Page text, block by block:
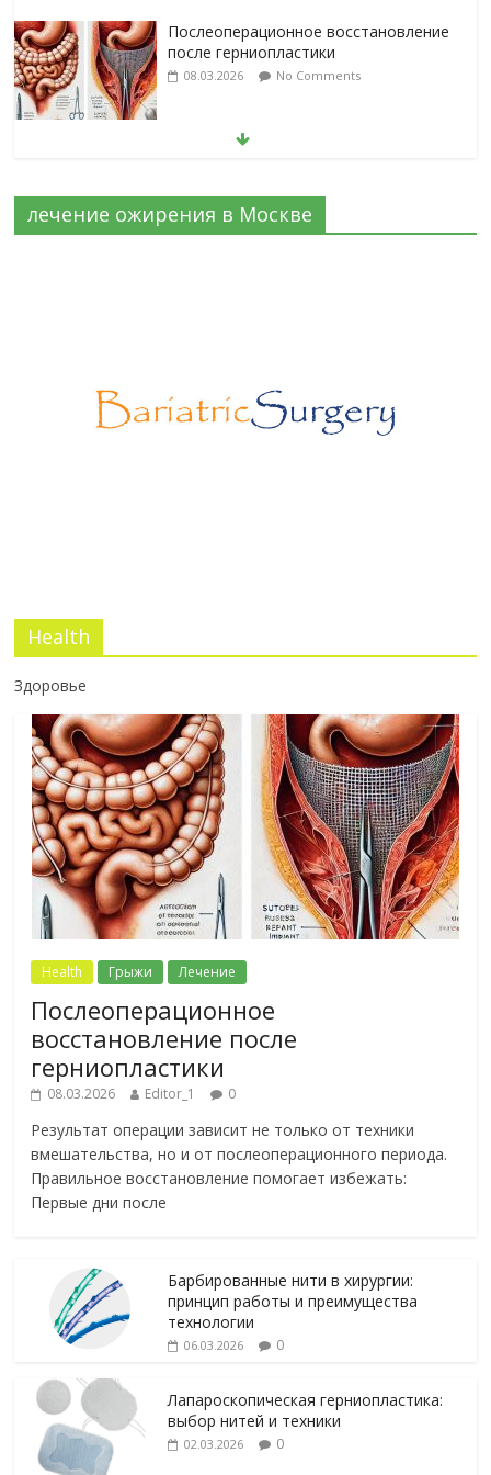
Барбированные нити в хирургии:
технологии
06.03.2026
Лапароскопическая герниопластика:
выбор нитей и техники
лечение ожирения в Москве
Health
Здоровье
Health Грыжи Лечение
Послеоперационное
восстановление после
герниопластики
08.03.2026 Editor_1 0
Результат операции зависит не только от техники
вмешательства, но и от послеоперационного периода.
Правильное восстановление помогает избежать:
Первые дни после
Барбированные нити в хирургии:
принцип работы и преимущества
технологии
06.03.2026 0
Лапароскопическая герниопластика:
выбор нитей и техники
02.03.2026 0